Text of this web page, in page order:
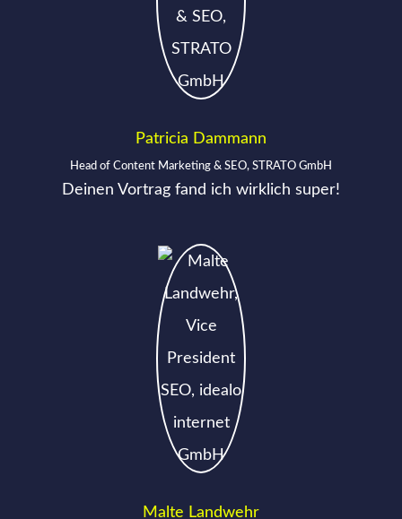
Patricia Dammann
Head of Content Marketing & SEO, STRATO GmbH
Deinen Vortrag fand ich wirklich super!
Malte Landwehr